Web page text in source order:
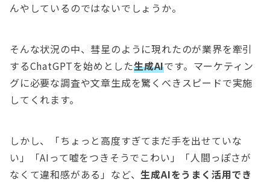
んやしているのではないでしょうか。
そんな状況の中、彗星のように現れたのが業界を牽引
するChatGPTを始めとした生成AIです。マーケティン
グに必要な調査や文章生成を驚くべきスピードで実施
してくれます。
しかし、「ちょっと高度すぎてまだ手を出せていな
い」「AIって嘘をつきそうでこわい」「人間っぽさが
なくて違和感がある」など、生成AIをうまく活用でき